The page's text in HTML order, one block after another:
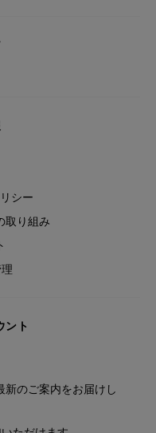
シー
取り組み
ント
新のご案内をお届けし